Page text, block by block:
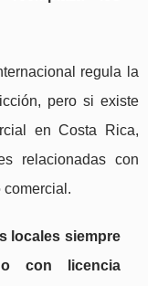
regula la
pero si existe
en Costa Rica,
relacionadas con
comercial.
locales siempre
con licencia